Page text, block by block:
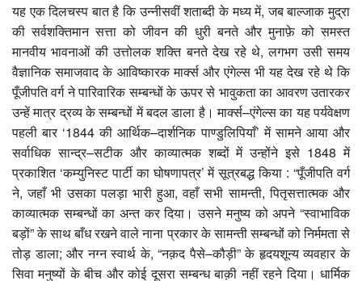
यह एक दिलचस्प बात है कि उन्नीसवीं शताब्दी के मध्य में, जब बाल्जाक मुद्रा
की सर्वशक्तिमान सत्ता को जीवन की धुरी बनते और मुनाफ़े को समस्त
मानवीय भावनाओं की उत्तोलक शक्ति बनते देख रहे थे, लगभग उसी समय
वैज्ञानिक समाजवाद के आविष्कारक मार्क्स और एंगेल्स भी यह देख रहे थे कि
पूँजीपति वर्ग ने पारिवारिक सम्बन्धों के ऊपर से भावुकता का आवरण उतारकर
उन्हें मात्र द्रव्य के सम्बन्धों में बदल डाला है। मार्क्स–एंगेल्स का यह पर्यवेक्षण
पहली बार ‘1844 की आर्थिक–दार्शनिक पाण्डुलिपियाँ’ में सामने आया और
सर्वाधिक सान्द्र–सटीक और काव्यात्मक शब्दों में उन्होंने इसे 1848 में
प्रकाशित ‘कम्युनिस्ट पार्टी का घोषणापत्र’ में सूत्रबद्ध किया : “पूँजीपति वर्ग
ने, जहाँ भी उसका पलड़ा भारी हुआ, वहाँ सभी सामन्ती, पितृसत्तात्मक और
काव्यात्मक सम्बन्धों का अन्त कर दिया। उसने मनुष्य को अपने “स्वाभाविक
बड़ों” के साथ बाँध रखने वाले नाना प्रकार के सामन्ती सम्बन्धों को निर्ममता से
तोड़ डाला; और नग्न स्वार्थ के, “नक़द पैसे–कौड़ी” के हृदयशून्य व्यवहार के
सिवा मनुष्यों के बीच और कोई दूसरा सम्बन्ध बाक़ी नहीं रहने दिया। धार्मिक